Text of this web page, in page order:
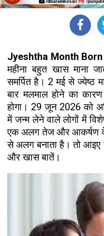
Jyeshtha Month
महीना बहुत खास माना
समर्पित है। 2 मई से
बार मलमाल होने का
होगा। 29 जून 2026 को
में जन्म लेने वाले लोगों में
एक अलग तेज और आकर्षण
से अलग बनाता है। तो आइए
और खास बातें।